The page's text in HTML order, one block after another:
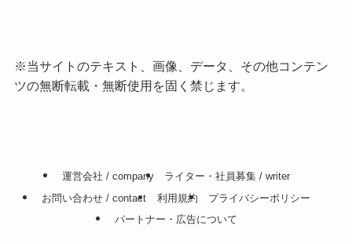
※当サイトのテキスト、画像、データ、その他コンテン
ツの無断転載・無断使用を固く禁じます。
運営会社 / company
ライター・社員募集 / writer
お問い合わせ / contact
利用規約
プライバシーポリシー
パートナー・広告について